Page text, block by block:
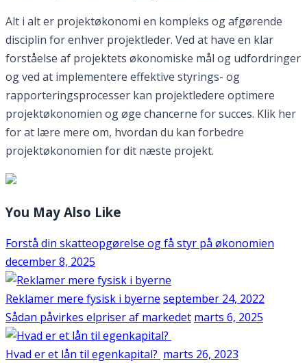
Alt i alt er projektøkonomi en kompleks og afgørende
disciplin for enhver projektleder. Ved at have en klar
forståelse af projektets økonomiske mål og udfordringer
og ved at implementere effektive styrings- og
rapporteringsprocesser kan projektledere optimere
projektøkonomien og øge chancerne for succes. Klik her
for at lære mere om, hvordan du kan forbedre
projektøkonomien for dit næste projekt.
You May Also Like
Forstå din skatteopgørelse og få styr på økonomien
december 8, 2025
Reklamer mere fysisk i byerne september 24, 2022
Sådan påvirkes elpriser af markedet marts 6, 2025
Hvad er et lån til egenkapital? marts 26, 2023